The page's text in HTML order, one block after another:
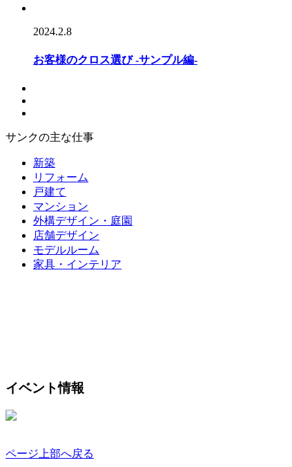
2024.2.8
お客様のクロス選び -サンプル編-
サンクの主な仕事
新築
リフォーム
戸建て
マンション
外構デザイン・庭園
店舗デザイン
モデルルーム
家具・インテリア
イベント情報
ページ上部へ戻る